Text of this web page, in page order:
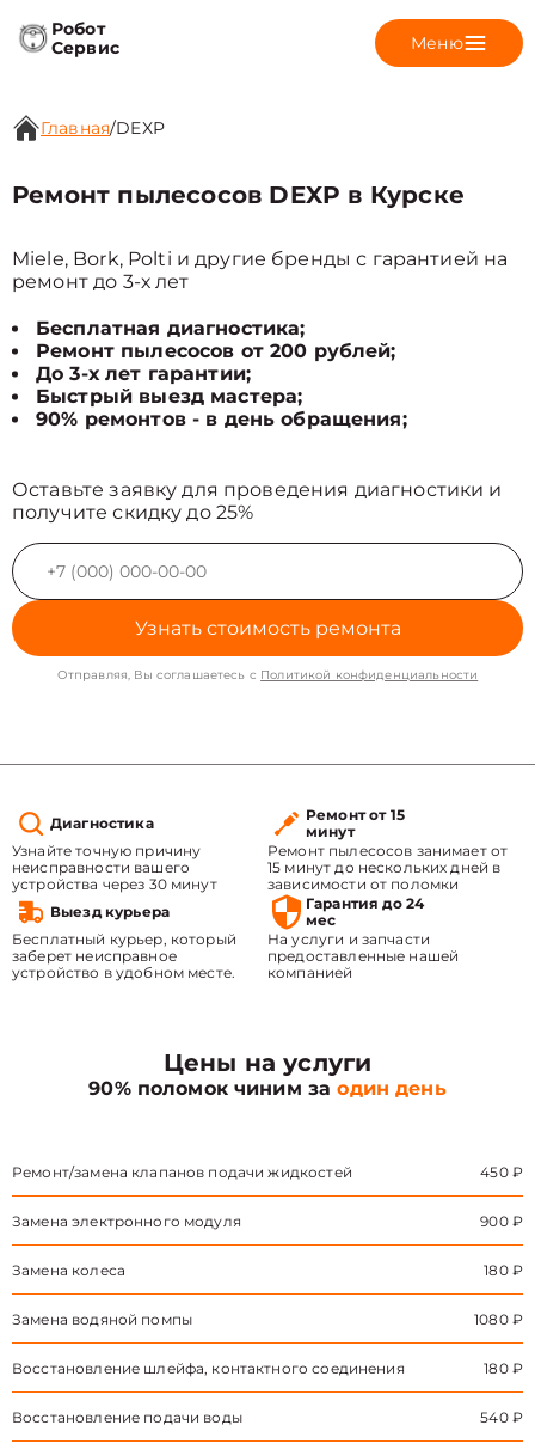
Робот
Сервис
Меню
Главная/DEXP
Ремонт пылесосов DEXP в Курске
Miele, Bork, Polti и другие бренды с гарантией на
ремонт до 3-х лет
Бесплатная диагностика;
Ремонт пылесосов от 200 рублей;
До 3-х лет гарантии;
Быстрый выезд мастера;
90% ремонтов - в день обращения;
Оставьте заявку для проведения диагностики и
получите скидку до 25%
Узнать стоимость ремонта
Отправляя, Вы соглашаетесь с Политикой конфиденциальности
Диагностика
Узнайте точную причину
неисправности вашего
устройства через 30 минут
Ремонт от 15
минут
Ремонт пылесосов занимает от
15 минут до нескольких дней в
зависимости от поломки
Выезд курьера
Бесплатный курьер, который
заберет неисправное
устройство в удобном месте.
Гарантия до 24
мес
На услуги и запчасти
предоставленные нашей
компанией
Цены на услуги
90% поломок чиним заодин день
Ремонт/замена клапанов подачи жидкостей 450 ₽
Замена электронного модуля 900 ₽
Замена колеса 180 ₽
Замена водяной помпы 1080 ₽
Восстановление шлейфа, контактного соединения 180 ₽
Восстановление подачи воды 540 ₽